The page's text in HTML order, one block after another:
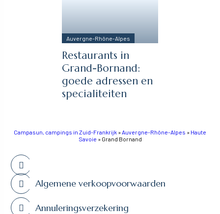
Auvergne-Rhône-Alpes
Restaurants in
Grand-Bornand:
goede adressen en
specialiteiten
Campasun, campings in Zuid-Frankrijk »Auvergne-Rhône-Alpes » Haute
Savoie » Grand Bornand
Algemene verkoopvoorwaarden
Annuleringsverzekering